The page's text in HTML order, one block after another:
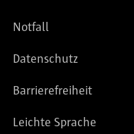
Notfall
Datenschutz
Barrierefreiheit
Leichte Sprache